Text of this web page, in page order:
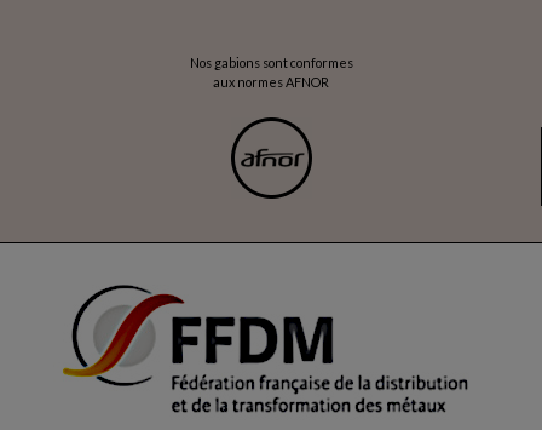
Nos gabions sont conformes
aux normes AFNOR